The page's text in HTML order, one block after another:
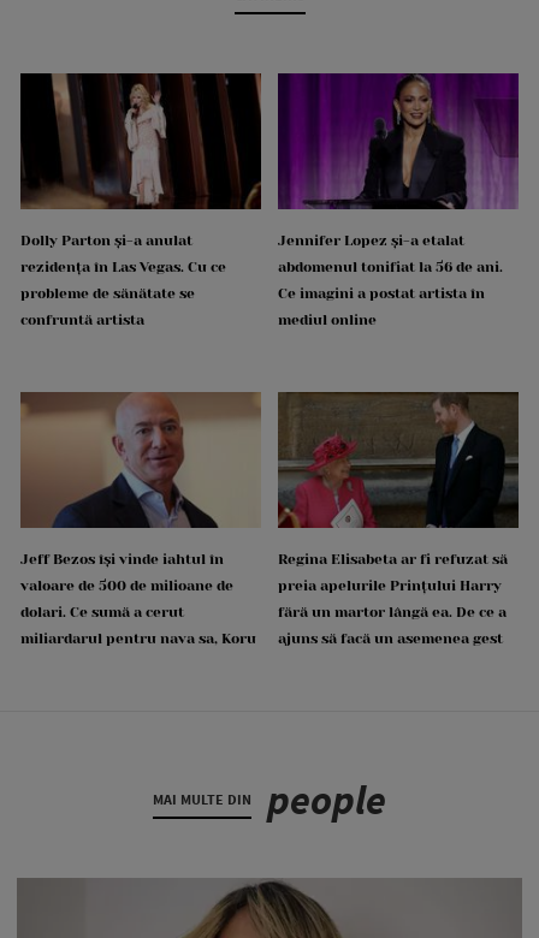
Dolly Parton și-a anulat
rezidența în Las Vegas. Cu ce
probleme de sănătate se
confruntă artista
Jennifer Lopez și-a etalat
abdomenul tonifiat la 56 de ani.
Ce imagini a postat artista în
mediul online
Jeff Bezos își vinde iahtul în
valoare de 500 de milioane de
dolari. Ce sumă a cerut
miliardarul pentru nava sa, Koru
Regina Elisabeta ar fi refuzat să
preia apelurile Prințului Harry
fără un martor lângă ea. De ce a
ajuns să facă un asemenea gest
MAI MULTE DIN people